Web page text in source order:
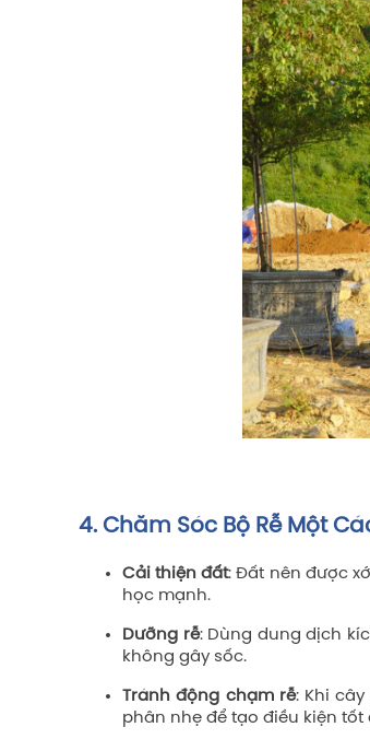
4. Chăm Sóc Bộ Rễ Một
Cải thiện đất: Đất nên được
học mạnh.
Dưỡng rễ: Dùng dung dịch
không gây sốc.
Tránh động chạm rễ: Khi
phân nhẹ để tạo điều kiện